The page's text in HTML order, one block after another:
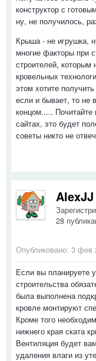
конструктор с
ну, не получилось,
Крыша - не игрушка,
многие факторы при
строителей, которым
кровельных
этом хотите
если и бывает, то не
концом.....
сайтах, это будет
советы никто не
AlexJJ
28
Опубликовано: 3 фев
Если вы планируете
строительства
была выполнена
кровле монтируют
Кроме того
нижнего края ската
Вентиляция будет
удаления влаги из